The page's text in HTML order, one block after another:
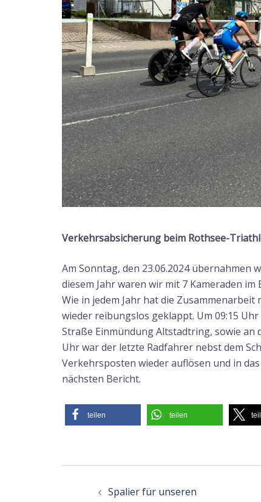
Verkehrsabsicherung beim Rothsee-
Am Sonntag, den 23.06.2024
diesem Jahr waren wir mit 7 Kameraden
Wie in jedem Jahr hat die
wieder reibungslos geklappt. Um 09:15
Straße Einmündung Altstadtring, sowie an
Uhr war der letzte Radfahrer nebst dem
Verkehrsposten wieder auflösen und in
nächsten Bericht.
teilen teilen
Spalier für unseren